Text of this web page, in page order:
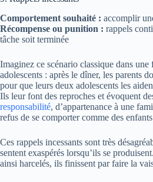
Comportement souhaité : accomplir
Récompense ou punition : rappels
tâche soit terminée
Imaginez ce scénario classique dans une
adolescents : après le dîner, les parents
pour que leurs deux adolescents les
Ils leur font des reproches et évoquent
responsabilité, d’appartenance à une
refus de se comporter comme des
Ces rappels incessants sont très
sentent exaspérés lorsqu’ils se
ainsi harcelés, ils finissent par faire la